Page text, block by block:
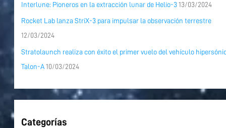
Interlune: Pioneros en la extracción lunar de Helio-3 13/03/2024
Rocket Lab lanza StriX-3 para impulsar la observación terrestre
12/03/2024
Stratolaunch realiza con éxito el primer vuelo del vehículo
Talon-A 10/03/2024
Categorías